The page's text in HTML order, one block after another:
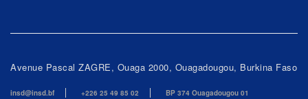
Avenue Pascal ZAGRE, Ouaga 2000, Ouagadougou, Burkina Faso
insd@insd.bf +226 25 49 85 02 BP 374 Ouagadougou 01